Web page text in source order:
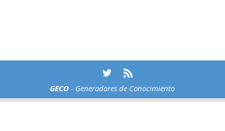
GECO - Generadores de Conocimiento